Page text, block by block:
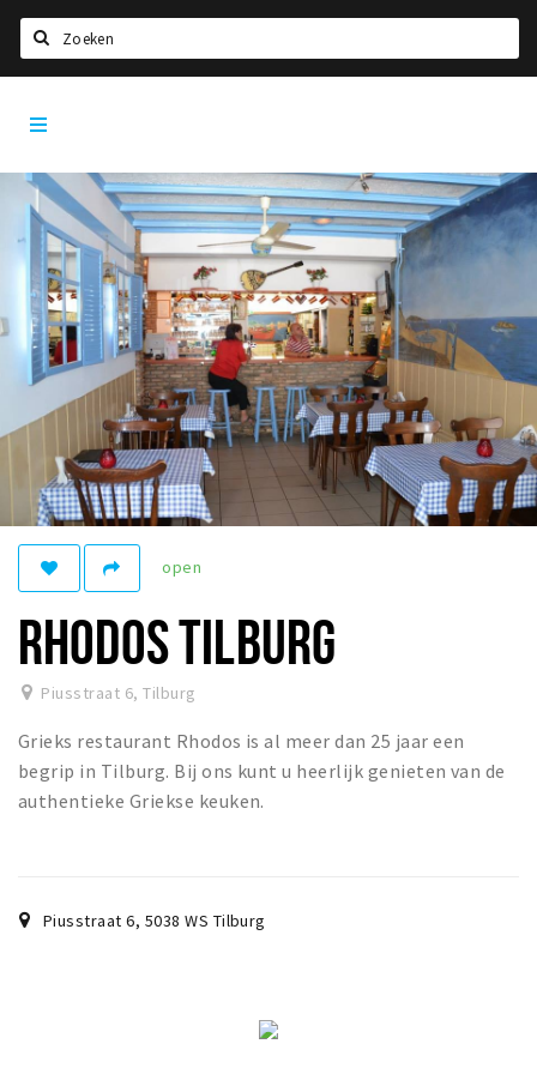
Home
Agenda
Deals
Nieuws, interviews & blogs
Eten
Drinken
Slapen
Recreatief
Winkels
Winkelgebieden
Parkeren
Bezienswaardigheden
Musea, theaters & podia
Uitjes & activiteiten
Natuurgebieden
Andere City Apps
open
RHODOS TILBURG
Piusstraat 6,Tilburg
Grieks restaurant Rhodos is al meer dan 25 jaar een
begrip in Tilburg. Bij ons kunt u heerlijk genieten van de
authentieke Griekse keuken.
Piusstraat 6, 5038 WS Tilburg